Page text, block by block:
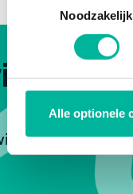
via de consent
Noodzakelijk
Alle optionele
peut offrir